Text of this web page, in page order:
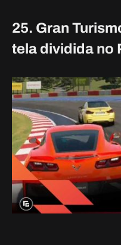
25. Gran
tela dividida no